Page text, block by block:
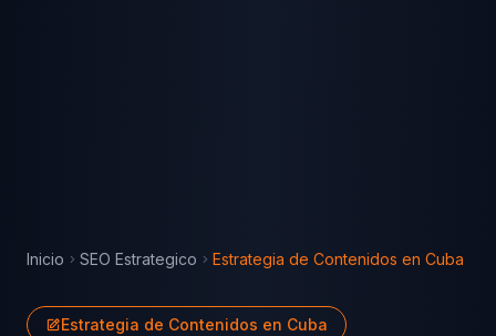
Inicio SEO Estrategico Estrategia de Contenidos en Cuba
Estrategia de Contenidos en Cuba